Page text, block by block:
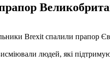
Brexit спалили прапор
людей, які